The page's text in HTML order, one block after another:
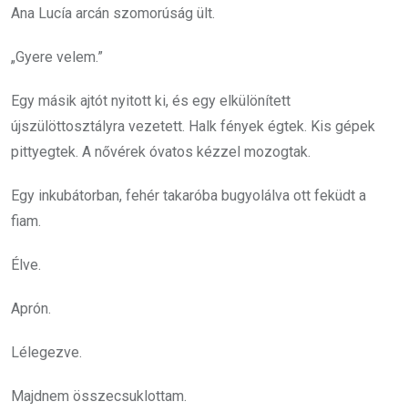
Ana Lucía arcán szomorúság ült.
„Gyere velem.”
Egy másik ajtót nyitott ki, és egy elkülönített
újszülöttosztályra vezetett. Halk fények égtek. Kis gépek
pittyegtek. A nővérek óvatos kézzel mozogtak.
Egy inkubátorban, fehér takaróba bugyolálva ott feküdt a
fiam.
Élve.
Aprón.
Lélegezve.
Majdnem összecsuklottam.